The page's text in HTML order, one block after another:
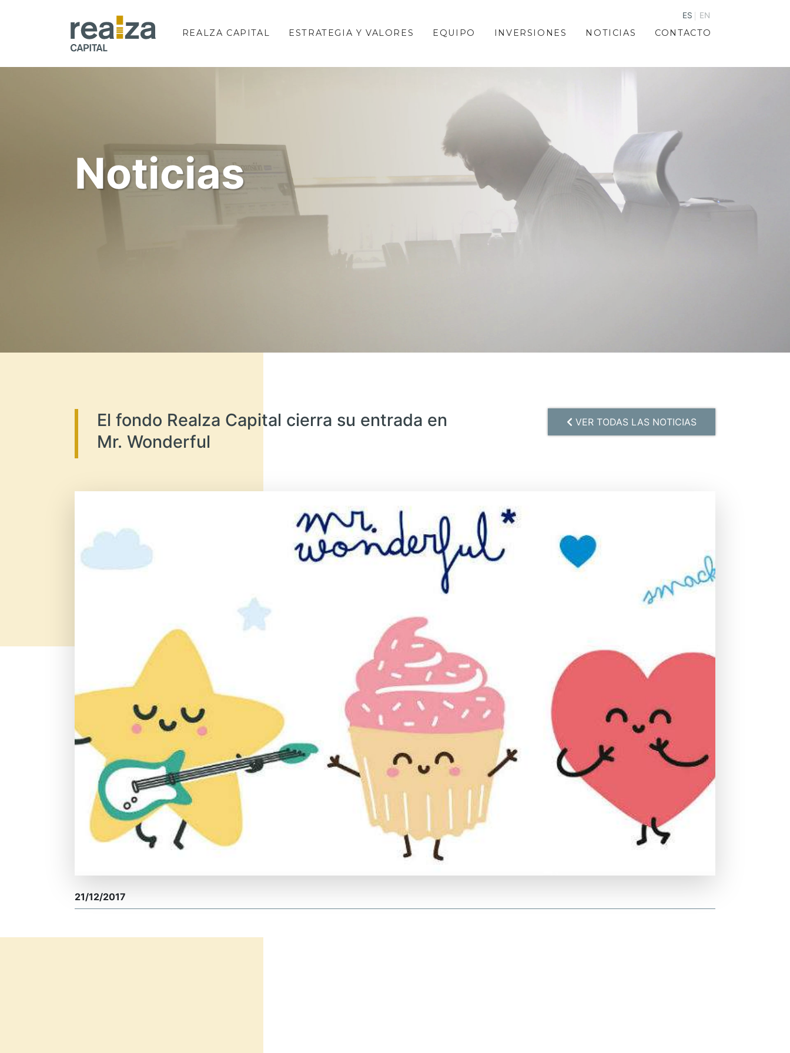
REALZA CAPITAL ESTRATEGIA Y VALORES EQUIPO INVERSIONES NOTICIAS CONTACTO
ES EN
Noticias
El fondo Realza Capital cierra su entrada en
Mr. Wonderful
VER TODAS LAS NOTICIAS
21/12/2017